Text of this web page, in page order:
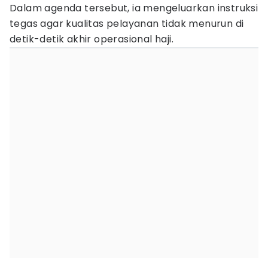
Dalam agenda tersebut, ia mengeluarkan instruksi
tegas agar kualitas pelayanan tidak menurun di
detik-detik akhir operasional haji.